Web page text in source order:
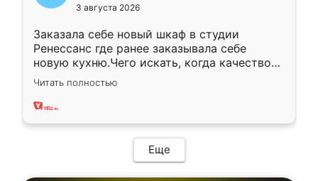
3 августа 2026
Заказала себе новый шкаф в студии
Ренессанс где ранее заказывала себе
новую кухню.Чего искать, когда качеством
вполне довольна. Служит кухня уже почти
два года, нареканий нет.
Читать полностью
Еще